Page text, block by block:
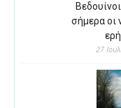
σήμερα οι
27